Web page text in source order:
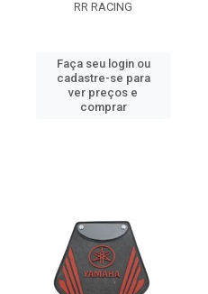
RR RACING
Faça seu login ou
cadastre-se para
ver preços e
comprar